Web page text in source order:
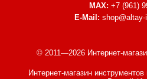
MAX: +7 (961)
E-Mail:
© 2011—2026 Интернет-
Интернет-магазин